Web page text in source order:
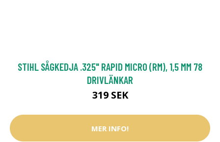
STIHL SÅGKEDJA .325" RAPID MICRO (RM), 1,5 MM 78
DRIVLÄNKAR
319 SEK
MER INFO!